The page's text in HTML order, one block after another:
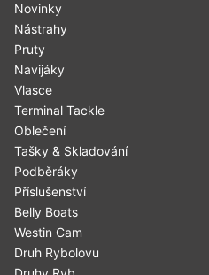
Novinky
Nástrahy
Pruty
Navijáky
Vlasce
Terminal Tackle
Oblečení
Tašky & Skladování
Podběráky
Příslušenství
Belly Boats
Westin Cam
Druh Rybolovu